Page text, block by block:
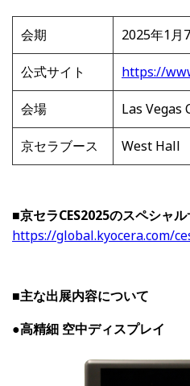
会期 2025年1月
公式サイト https://
会場 Las Vegas
京セラブース West Hall
■京セラCES2025のスペシャ
https://global.kyocera.com/
■主な出展内容について
●高精細 空中ディスプレイ